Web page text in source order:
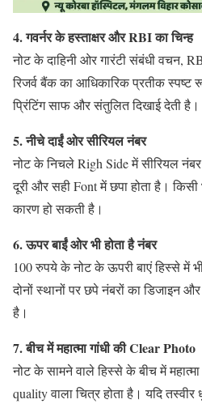
4. गवर्नर के हस्ताक्षर और RBI का चिन्ह
नोट के दाहिनी ओर गारंटी संबंधी वचन,
रिजर्व बैंक का आधिकारिक प्रतीक स्पष्ट
प्रिंटिंग साफ और संतुलित दिखाई देती है।
5. नीचे दाईं ओर सीरियल नंबर
नोट के निचले Righ Side में सीरियल
दूरी और सही Font में छपा होता है।
कारण हो सकती है।
6. ऊपर बाईं ओर भी होता है नंबर
100 रुपये के नोट के ऊपरी बाएं हिस्से में
दोनों स्थानों पर छपे नंबरों का डिजाइन
है।
7. बीच में महात्मा गांधी की Clear Photo
नोट के सामने वाले हिस्से के बीच में
quality वाला चित्र होता है। यदि